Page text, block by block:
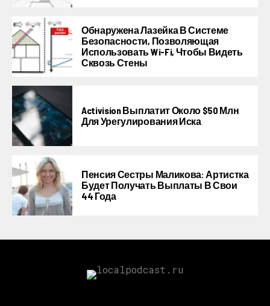
Обнаружена Лазейка В Системе
Безопасности, Позволяющая
Использовать Wi-Fi, Чтобы Видеть
Сквозь Стены
Activision Выплатит Около $50 Млн
Для Урегулирования Иска
Пенсия Сестры Маликова: Артистка
Будет Получать Выплаты В Свои
44 Года